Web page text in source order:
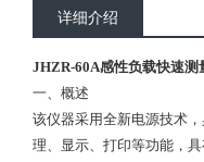
详细介绍
JHZR-60A感性负载快速测
一、概述
该仪器采用全新电源技术
理、显示、打印等功能，